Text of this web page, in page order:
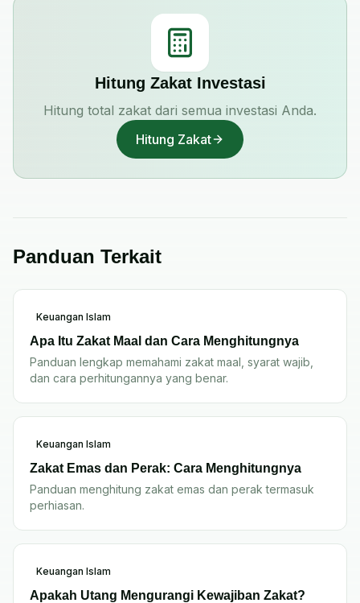
Hitung Zakat Investasi
Hitung total zakat dari semua investasi Anda.
Hitung Zakat
Panduan Terkait
Keuangan Islam
Apa Itu Zakat Maal dan Cara Menghitungnya
Panduan lengkap memahami zakat maal, syarat wajib,
dan cara perhitungannya yang benar.
Keuangan Islam
Zakat Emas dan Perak: Cara Menghitungnya
Panduan menghitung zakat emas dan perak termasuk
perhiasan.
Keuangan Islam
Apakah Utang Mengurangi Kewajiban Zakat?